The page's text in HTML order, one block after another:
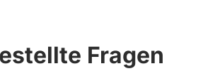
Fragen